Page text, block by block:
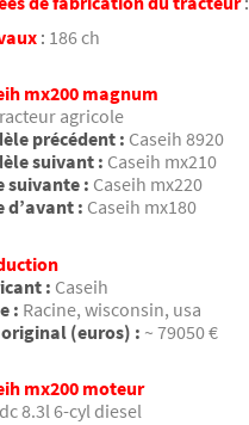
: 186 ch
mx200 magnum
agricole
précédent : Caseih 8920
suivant : Caseih mx210
suivante : Caseih mx220
d’avant : Caseih mx180
: Caseih
: Racine, wisconsin, usa
(euros) : ~ 79050 €
mx200 moteur
8.3l 6-cyl diesel